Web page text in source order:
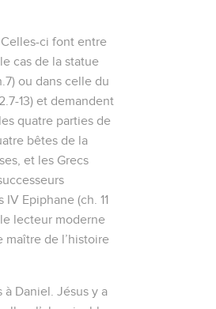
Celles-ci font entre
cas de la statue
ou dans celle du
13) et demandent
quatre parties de
bêtes de la
et les Grecs
Epiphane (ch. 11
lecteur moderne
maître de l’histoire
à Daniel. Jésus y a